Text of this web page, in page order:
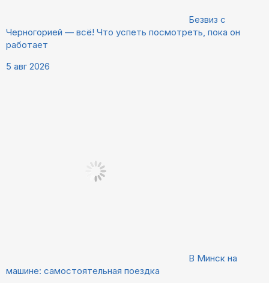
Безвиз с
Черногорией — всё! Что успеть посмотреть, пока он
работает
5 авг 2026
В Минск на
машине: самостоятельная поездка